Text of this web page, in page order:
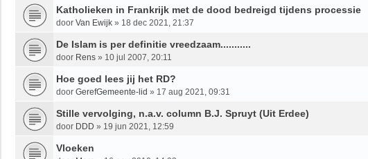
Katholieken in Frankrijk met de dood bedreigd tijdens processie
door Van Ewijk » 18 dec 2021, 21:37
De Islam is per definitie vreedzaam...........
door Rens » 10 jul 2007, 20:11
Hoe goed lees jij het RD?
door GerefGemeente-lid » 17 aug 2021, 09:31
Stille vervolging, n.a.v. column B.J. Spruyt (Uit Erdee)
door DDD » 19 jun 2021, 12:59
Vloeken